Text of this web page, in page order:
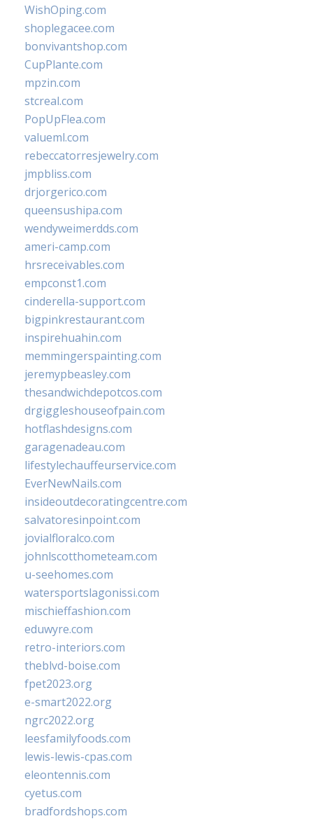
WishOping.com
shoplegacee.com
bonvivantshop.com
CupPlante.com
mpzin.com
stcreal.com
PopUpFlea.com
valueml.com
rebeccatorresjewelry.com
jmpbliss.com
drjorgerico.com
queensushipa.com
wendyweimerdds.com
ameri-camp.com
hrsreceivables.com
empconst1.com
cinderella-support.com
bigpinkrestaurant.com
inspirehuahin.com
memmingerspainting.com
jeremypbeasley.com
thesandwichdepotcos.com
drgiggleshouseofpain.com
hotflashdesigns.com
garagenadeau.com
lifestylechauffeurservice.com
EverNewNails.com
insideoutdecoratingcentre.com
salvatoresinpoint.com
jovialfloralco.com
johnlscotthometeam.com
u-seehomes.com
watersportslagonissi.com
mischieffashion.com
eduwyre.com
retro-interiors.com
theblvd-boise.com
fpet2023.org
e-smart2022.org
ngrc2022.org
leesfamilyfoods.com
lewis-lewis-cpas.com
eleontennis.com
cyetus.com
bradfordshops.com